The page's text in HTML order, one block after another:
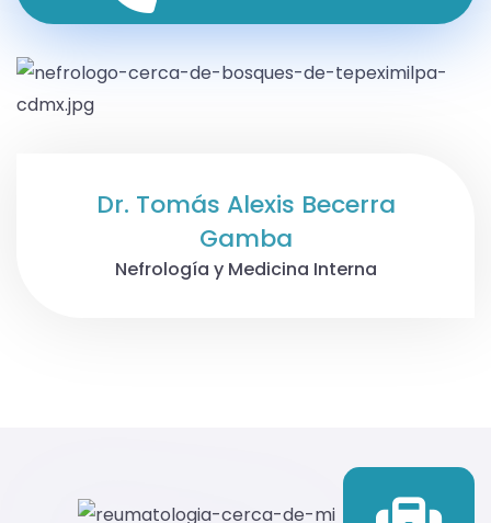
Dr. Tomás Alexis Becerra
Gamba
Nefrología y Medicina Interna